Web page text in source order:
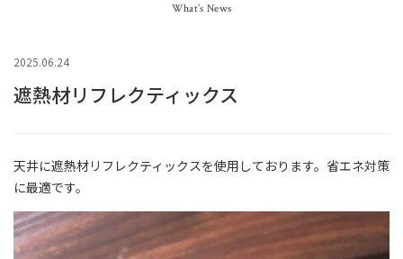
What’s News
2025.06.24
遮熱材リフレクティックス
天井に遮熱材リフレクティックスを使用しております。省エネ対策
に最適です。